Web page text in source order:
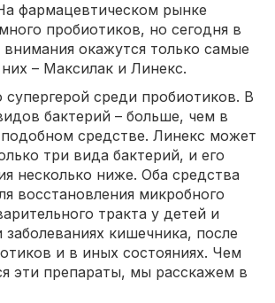
фармацевтическом рынке
пробиотиков, но сегодня в
окажутся только самые
– Максилак и Линекс.
супергерой среди пробиотиков. В
бактерий – больше, чем в
средстве. Линекс может
три вида бактерий, и его
несколько ниже. Оба средства
восстановления микробного
тракта у детей и
заболеваниях кишечника, после
и в иных состояниях. Чем
эти препараты, мы расскажем в